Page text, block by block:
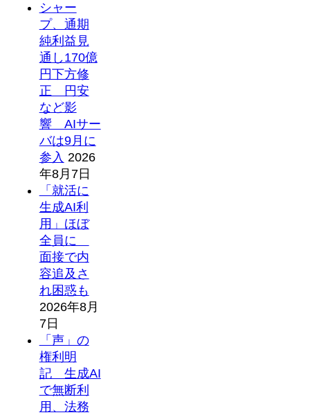
シャー
プ、通期
純利益見
通し170億
円下方修
正 円安
など影
響 AIサー
バは9月に
参入 2026
年8月7日
「就活に
生成AI利
用」ほぼ
全員に
面接で内
容追及さ
れ困惑も
2026年8月
7日
「声」の
権利明
記 生成AI
で無断利
用、法務